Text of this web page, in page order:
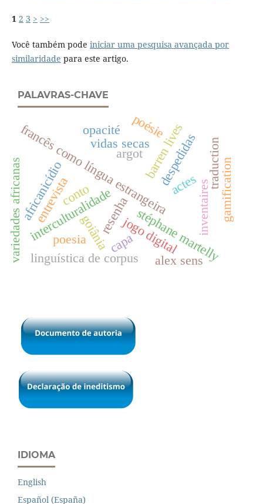
1 2 3 > >>
Você também pode iniciar uma pesquisa avançada por
similaridade para este artigo.
PALAVRAS-CHAVE
francês como língua estrangeira
interculturalidade
variedades africanasafricanicídio
goiânia
linguística de corpus
vidas secasbarren lives
resenhajogo digital
despedidas
entrevista
stéphane martelly
inventaires
poésie
opacité
traduction
argot
gamification
poesia capa
alex sens
conto actes
IDIOMA
English
Español (España)